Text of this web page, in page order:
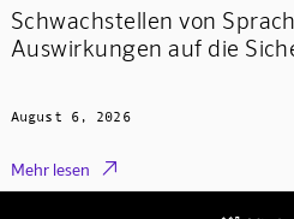
Schwachstellen von
Auswirkungen auf die
August 6, 2026
Mehr lesen 